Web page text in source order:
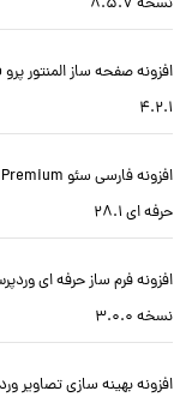
4.2.1
حرفه ای 28.1
نسخه 3.0.0